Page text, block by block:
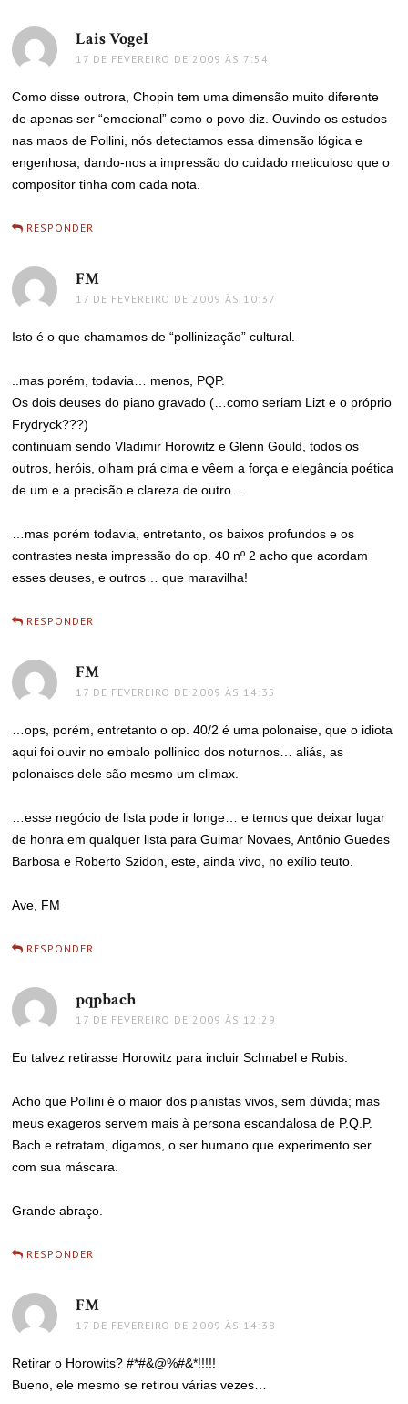
Lais Vogel
17 DE FEVEREIRO DE 2009 ÀS 7:54
Como disse outrora, Chopin tem uma dimensão muito diferente
de apenas ser “emocional” como o povo diz. Ouvindo os estudos
nas maos de Pollini, nós detectamos essa dimensão lógica e
engenhosa, dando-nos a impressão do cuidado meticuloso que o
compositor tinha com cada nota.
RESPONDER
FM
17 DE FEVEREIRO DE 2009 ÀS 10:37
Isto é o que chamamos de “pollinização” cultural.
..mas porém, todavia… menos, PQP.
Os dois deuses do piano gravado (…como seriam Lizt e o próprio
Frydryck???)
continuam sendo Vladimir Horowitz e Glenn Gould, todos os
outros, heróis, olham prá cima e vêem a força e elegância poética
de um e a precisão e clareza de outro…
…mas porém todavia, entretanto, os baixos profundos e os
contrastes nesta impressão do op. 40 nº 2 acho que acordam
esses deuses, e outros… que maravilha!
RESPONDER
FM
17 DE FEVEREIRO DE 2009 ÀS 14:35
…ops, porém, entretanto o op. 40/2 é uma polonaise, que o idiota
aqui foi ouvir no embalo pollinico dos noturnos… aliás, as
polonaises dele são mesmo um climax.
…esse negócio de lista pode ir longe… e temos que deixar lugar
de honra em qualquer lista para Guimar Novaes, Antônio Guedes
Barbosa e Roberto Szidon, este, ainda vivo, no exílio teuto.
Ave, FM
RESPONDER
pqpbachdisse:
17 DE FEVEREIRO DE 2009 ÀS 12:29
Eu talvez retirasse Horowitz para incluir Schnabel e Rubis.
Acho que Pollini é o maior dos pianistas vivos, sem dúvida; mas
meus exageros servem mais à persona escandalosa de P.Q.P.
Bach e retratam, digamos, o ser humano que experimento ser
com sua máscara.
Grande abraço.
RESPONDER
FM
17 DE FEVEREIRO DE 2009 ÀS 14:38
Retirar o Horowits? #*#&@%#&*!!!!!
Bueno, ele mesmo se retirou várias vezes…